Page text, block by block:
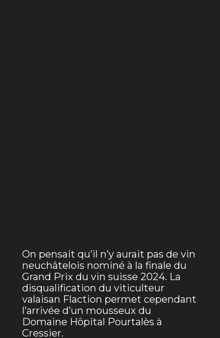
On pensait qu’il n’y aurait pas de vin
neuchâtelois nominé à la finale du
Grand Prix du vin suisse 2024. La
disqualification du viticulteur
valaisan Flaction permet cependant
l’arrivée d’un mousseux du
Domaine Hôpital Pourtalès à
Cressier.